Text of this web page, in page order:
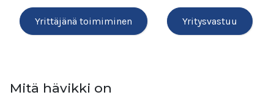
Yrittäjänä toimiminen Yritysvastuu
Mitä hävikki on